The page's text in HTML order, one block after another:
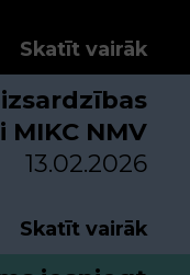
Skatīt vairāk
NMV
13.02.2026
Skatīt vairāk